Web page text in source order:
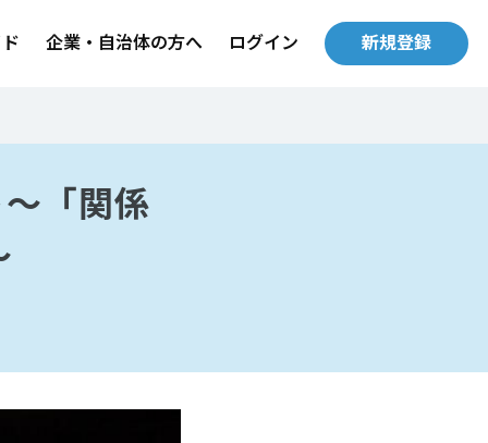
企業・自治体の方へ ログイン 新規登録
「関係